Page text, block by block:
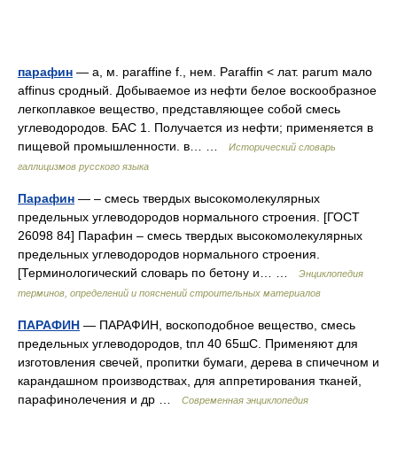
парафин — а, м. paraffine f., нем. Paraffin < лат. parum мало
affinus сродный. Добываемое из нефти белое воскообразное
легкоплавкое вещество, представляющее собой смесь
углеводородов. БАС 1. Получается из нефти; применяется в
пищевой промышленности. в… …
Исторический словарь
галлицизмов русского языка
Парафин — – смесь твердых высокомолекулярных
предельных углеводородов нормального строения. [ГОСТ
26098 84] Парафин – смесь твердых высокомолекулярных
предельных углеводородов нормального строения.
[Терминологический словарь по бетону и… …
Энциклопедия
терминов, определений и пояснений строительных материалов
ПАРАФИН — ПАРАФИН, воскоподобное вещество, смесь
предельных углеводородов, tпл 40 65шC. Применяют для
изготовления свечей, пропитки бумаги, дерева в спичечном и
карандашном производствах, для аппретирования тканей,
парафинолечения и др …
Современная энциклопедия